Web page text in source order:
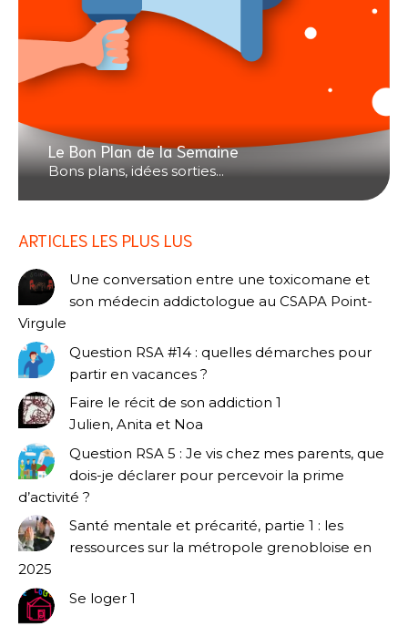
Le Bon Plan de la Semaine
Bons plans, idées sorties...
ARTICLES LES PLUS LUS
Une conversation entre une toxicomane et
son médecin addictologue au CSAPA Point-
Virgule
Question RSA #14 : quelles démarches pour
partir en vacances ?
Faire le récit de son addiction 1
Julien, Anita et Noa
Question RSA 5 : Je vis chez mes parents, que
dois-je déclarer pour percevoir la prime
d’activité ?
Santé mentale et précarité, partie 1 : les
ressources sur la métropole grenobloise en
2025
Se loger 1